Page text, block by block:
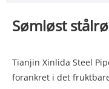
Sømløst
Tianjin Xinlida Steel
forankret i det